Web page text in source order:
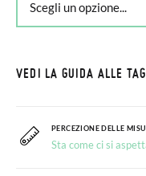
VEDI LA GUIDA ALLE
PERCEZIONE DELLE
Sta come ci si